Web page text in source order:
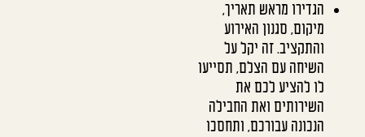
הגדירו מראש תאריך,
מיקום, סגנון האירוע
והתקציב. זה יקל על
השיחה עם הצלם, תסייעו
לו להציע לכם את
השירותים ואת החבילה
הנכונה עבורכם, ותחסכו